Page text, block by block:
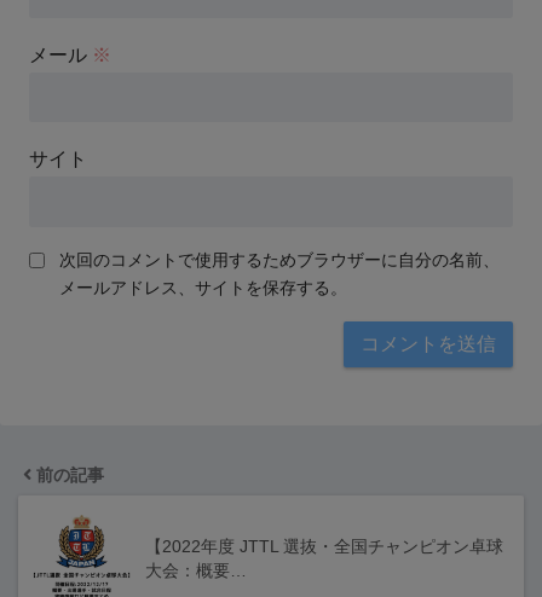
メール ※
サイト
次回のコメントで使用するためブラウザーに自分の名前、
メールアドレス、サイトを保存する。
前の記事
【2022年度 JTTL 選抜・全国チャンピオン卓球
大会：概要…